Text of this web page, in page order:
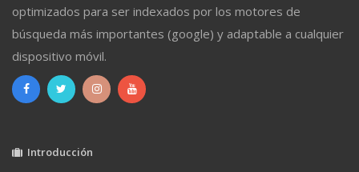
optimizados para ser indexados por los motores de
búsqueda más importantes (google) y adaptable a cualquier
dispositivo móvil.
Introducción